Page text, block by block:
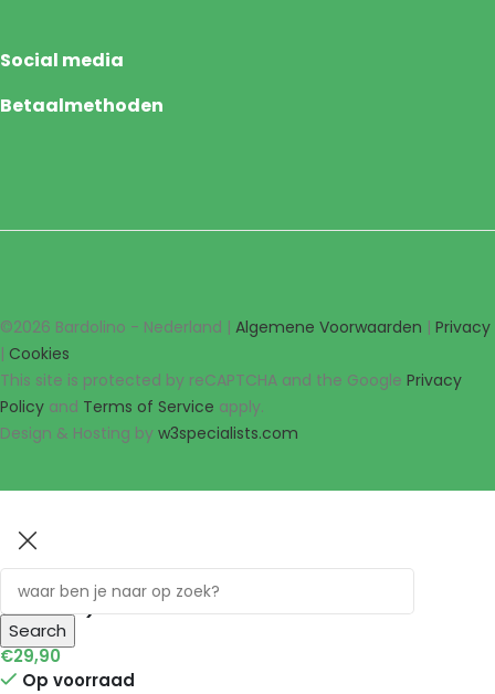
Social media
Betaalmethoden
©2026 Bardolino - Nederland | Algemene Voorwaarden | Privacy
| Cookies
This site is protected by reCAPTCHA and the Google Privacy
Policy and Terms of Service apply.
Design & Hosting by w3specialists.com
Search
Omega-3 Support For Dogs & Cats (180
Softgels)
€29,90
Op voorraad